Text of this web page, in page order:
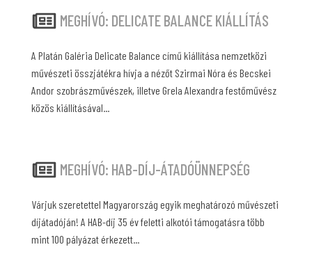
MEGHÍVÓ: DELICATE BALANCE KIÁLLÍTÁS
A Platán Galéria Delicate Balance című kiállítása nemzetközi
művészeti összjátékra hívja a nézőt Szirmai Nóra és Becskei
Andor szobrászművészek, illetve Grela Alexandra festőművész
közös kiállításával...
MEGHÍVÓ: HAB-DÍJ-ÁTADÓÜNNEPSÉG
Várjuk szeretettel Magyarország egyik meghatározó művészeti
díjátadóján! A HAB-díj 35 év feletti alkotói támogatásra több
mint 100 pályázat érkezett...